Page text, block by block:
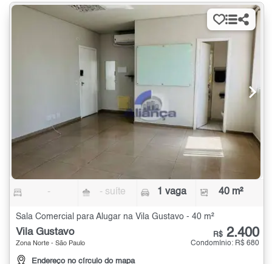
- - suíte 1 vaga 40 m²
Sala Comercial para Alugar na Vila Gustavo - 40 m²
Vila Gustavo
Zona Norte - São Paulo
Endereço no círculo do mapa
R$ 2.400
Condomínio: R$ 680